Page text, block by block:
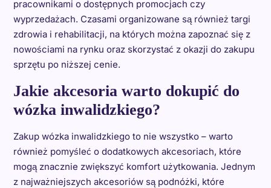
pracownikami o dostępnych promocjach czy
wyprzedażach. Czasami organizowane są również targi
zdrowia i rehabilitacji, na których można zapoznać się z
nowościami na rynku oraz skorzystać z okazji do zakupu
sprzętu po niższej cenie.
Jakie akcesoria warto dokupić do
wózka inwalidzkiego?
Zakup wózka inwalidzkiego to nie wszystko – warto
również pomyśleć o dodatkowych akcesoriach, które
mogą znacznie zwiększyć komfort użytkowania. Jednym
z najważniejszych akcesoriów są podnóżki, które